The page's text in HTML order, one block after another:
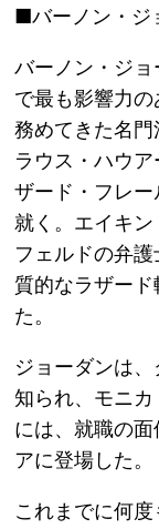
■バーノン・ジ
バーノン・ジ
で最も影響力
務めてきた名
ラウス・ハウ
ザード・フレ
就く。エイキ
フェルドの弁
質的なラザー
た。
ジョーダンは
知られ、モニ
には、就職の
アに登場した。
これまでに何